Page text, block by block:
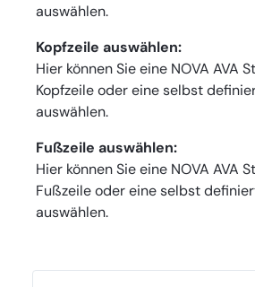
auswählen.
Kopfzeile auswählen:
Hier können Sie eine NOVA AVA
Kopfzeile oder eine selbst
auswählen.
Fußzeile auswählen:
Hier können Sie eine NOVA AVA
Fußzeile oder eine selbst
auswählen.